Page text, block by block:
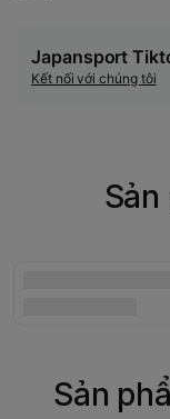
Japansport
Kết nối với chúng tôi
Sản